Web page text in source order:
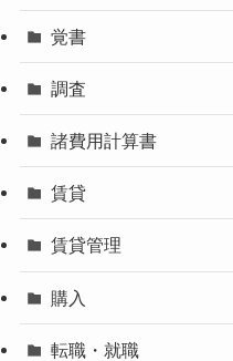
覚書
調査
諸費用計算書
賃貸
賃貸管理
購入
転職・就職